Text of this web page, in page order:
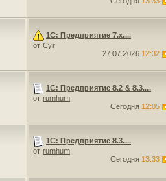
1С: Предприятие 7.x....
от Cyr
27.07.2026 12:32
1С: Предприятие 8.2 & 8.3....
от rumhum
Сегодня 12:05
1С: Предприятие 8.3....
от rumhum
Сегодня 13:33